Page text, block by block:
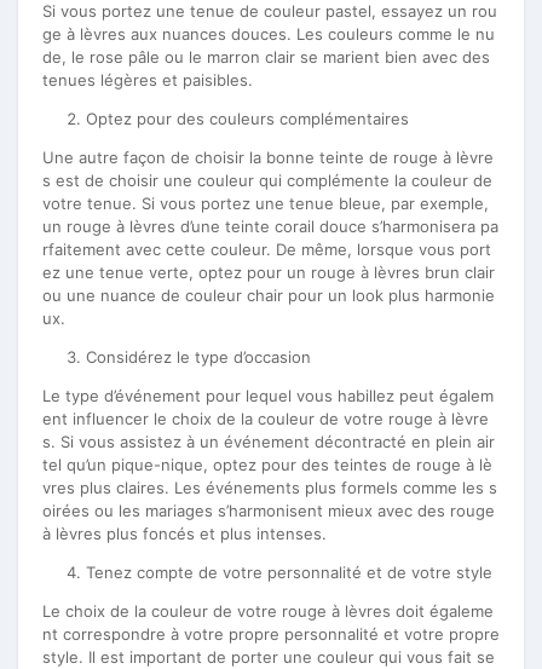
Si vous portez une tenue de couleur pastel, essayez un rou
ge à lèvres aux nuances douces. Les couleurs comme le nu
de, le rose pâle ou le marron clair se marient bien avec des
tenues légères et paisibles.
Optez pour des couleurs complémentaires
Une autre façon de choisir la bonne teinte de rouge à lèvre
s est de choisir une couleur qui complémente la couleur de
votre tenue. Si vous portez une tenue bleue, par exemple,
un rouge à lèvres d’une teinte corail douce s’harmonisera pa
rfaitement avec cette couleur. De même, lorsque vous port
ez une tenue verte, optez pour un rouge à lèvres brun clair
ou une nuance de couleur chair pour un look plus harmonie
ux.
Considérez le type d’occasion
Le type d’événement pour lequel vous habillez peut égalem
ent influencer le choix de la couleur de votre rouge à lèvre
s. Si vous assistez à un événement décontracté en plein air
tel qu’un pique-nique, optez pour des teintes de rouge à lè
vres plus claires. Les événements plus formels comme les s
oirées ou les mariages s’harmonisent mieux avec des rouge
à lèvres plus foncés et plus intenses.
Tenez compte de votre personnalité et de votre style
Le choix de la couleur de votre rouge à lèvres doit égaleme
nt correspondre à votre propre personnalité et votre propre
style. Il est important de porter une couleur qui vous fait se